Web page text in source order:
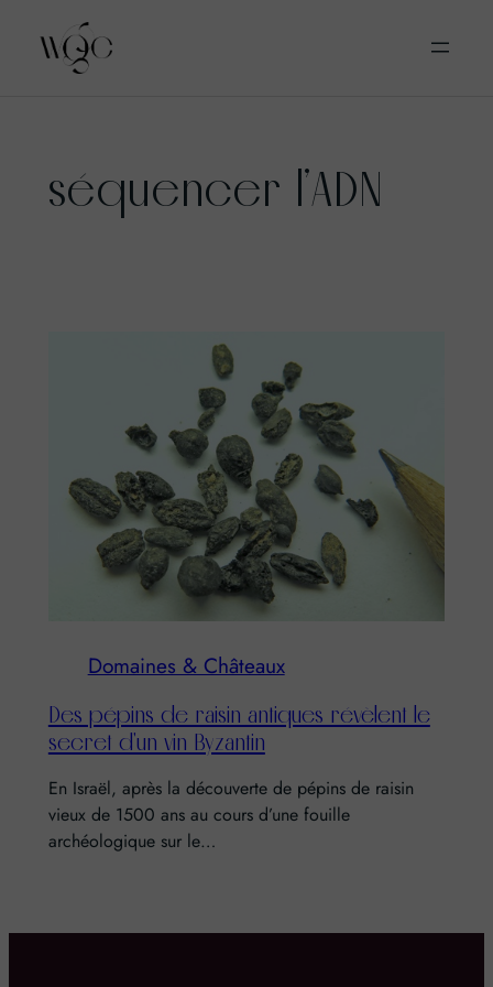
contenuséquencer l’ADN
Domaines & Châteaux
Des pépins de raisin antiques révèlent le
secret d'un vin Byzantin
En Israël, après la découverte de pépins de raisin
vieux de 1500 ans au cours d’une fouille
archéologique sur le…